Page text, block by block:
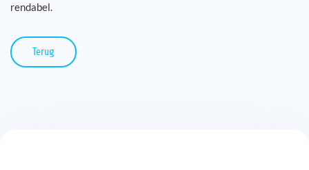
rendabel.
Terug